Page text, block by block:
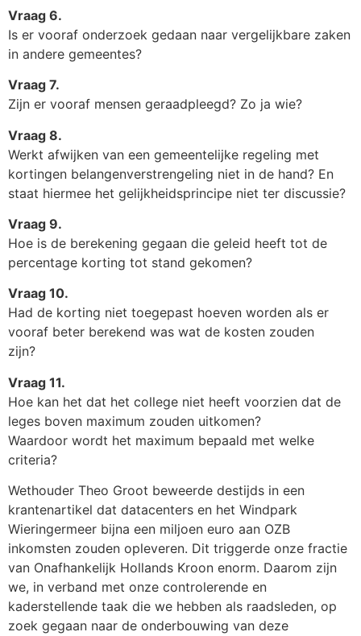
Vraag 6.
Is er vooraf onderzoek gedaan naar vergelijkbare zaken
in andere gemeentes?
Vraag 7.
Zijn er vooraf mensen geraadpleegd? Zo ja wie?
Vraag 8.
Werkt afwijken van een gemeentelijke regeling met
kortingen belangenverstrengeling niet in de hand? En
staat hiermee het gelijkheidsprincipe niet ter discussie?
Vraag 9.
Hoe is de berekening gegaan die geleid heeft tot de
percentage korting tot stand gekomen?
Vraag 10.
Had de korting niet toegepast hoeven worden als er
vooraf beter berekend was wat de kosten zouden
zijn?
Vraag 11.
Hoe kan het dat het college niet heeft voorzien dat de
leges boven maximum zouden uitkomen?
Waardoor wordt het maximum bepaald met welke
criteria?
Wethouder Theo Groot beweerde destijds in een
krantenartikel dat datacenters en het Windpark
Wieringermeer bijna een miljoen euro aan OZB
inkomsten zouden opleveren. Dit triggerde onze fractie
van Onafhankelijk Hollands Kroon enorm. Daarom zijn
we, in verband met onze controlerende en
kaderstellende taak die we hebben als raadsleden, op
zoek gegaan naar de onderbouwing van deze